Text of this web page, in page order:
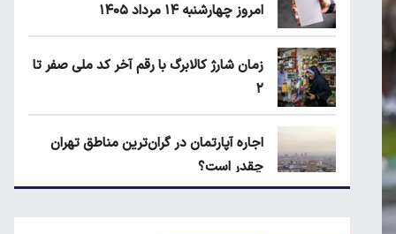
امروز چهارشنبه ۱۴ مرداد ۱۴۰۵
زمان شارژ کالابرگ با رقم آخر کد ملی صفر تا
۲
اجاره آپارتمان در گران‌ترین مناطق تهران
چقدر است؟